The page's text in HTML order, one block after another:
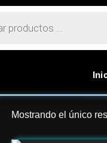
Mostrando el único